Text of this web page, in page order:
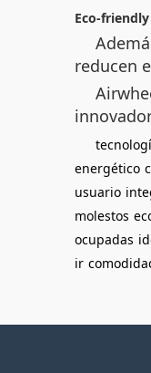
Eco-friendly
reducen
energético
usuario
molestos
ocupadas
ir